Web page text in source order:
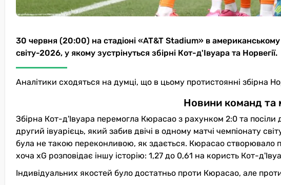
30 червня (20:00) на стадіоні «AT&T Stadium» в американському
світу-2026, у якому зустрінуться збірні Кот-д'Івуара та Норвегії.
Аналітики сходяться на думці, що в цьому протистоянні збірна
Новини команд та
Збірна Кот-д'Івуара перемогла Кюрасао з рахунком 2:0 та
другий івуарієць, який забив двічі в одному матчі чемпіонату
була не такою переконливою, як здається. Кюрасао створювало
хоча xG розповідає іншу історію: 1,27 до 0,61 на користь Кот-
Індивідуальних якостей було достатньо проти Кюрасао, але